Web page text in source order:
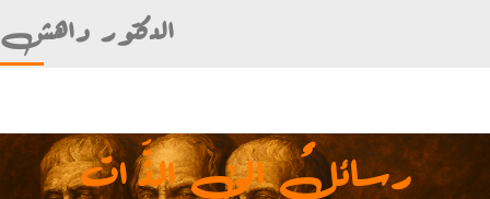
الدكتور داهش
رسائلٌ الى الذَّ ات